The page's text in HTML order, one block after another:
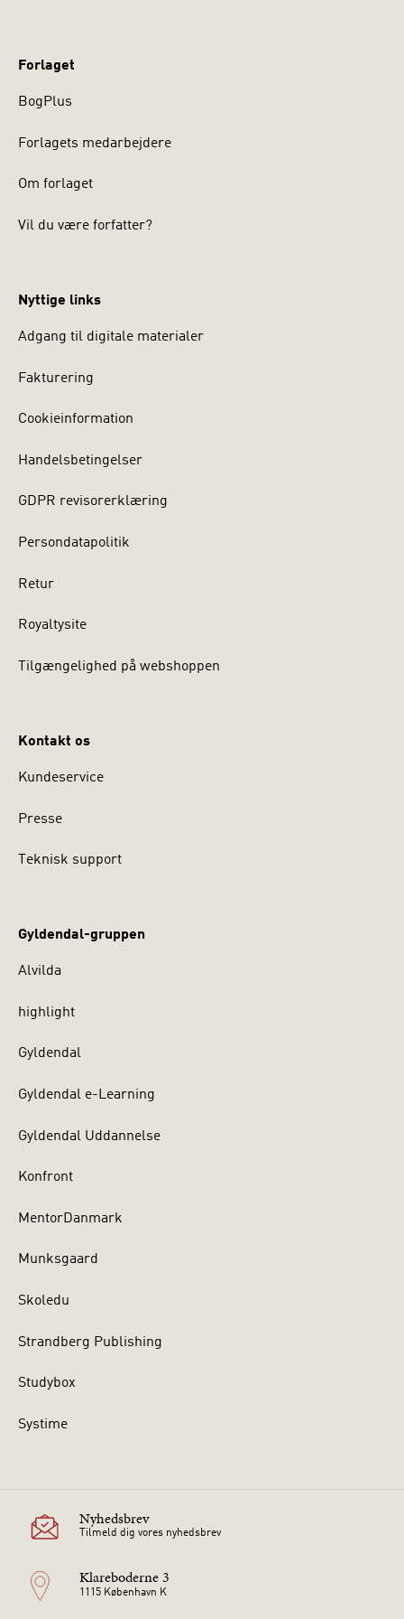
Forlaget
BogPlus
Forlagets medarbejdere
Om forlaget
Vil du være forfatter?
Nyttige links
Adgang til digitale materialer
Fakturering
Cookieinformation
Handelsbetingelser
GDPR revisorerklæring
Persondatapolitik
Retur
Royaltysite
Tilgængelighed på webshoppen
Kontakt os
Kundeservice
Presse
Teknisk support
Gyldendal-gruppen
Alvilda
highlight
Gyldendal
Gyldendal e-Learning
Gyldendal Uddannelse
Konfront
MentorDanmark
Munksgaard
Skoledu
Strandberg Publishing
Studybox
Systime
Nyhedsbrev
Tilmeld dig vores nyhedsbrev
Klareboderne 3
1115 København K